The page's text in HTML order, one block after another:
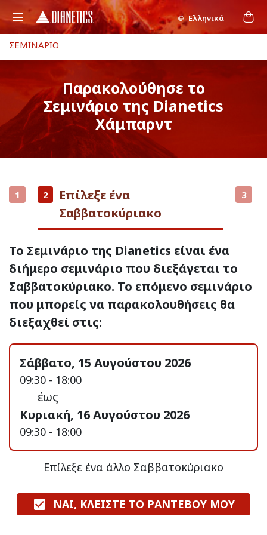
Ελληνικά
ΣΕΜΙΝΑΡΙΟ
Παρακολούθησε το
Σεμινάριο της Dianetics
Χάμπαρντ
1 2
Επίλεξε ένα
Σαββατοκύριακο
3
Το Σεμινάριο της Dianetics είναι ένα
διήμερο σεμινάριο που διεξάγεται το
Σαββατοκύριακο. Το επόμενο σεμινάριο
που μπορείς να παρακολουθήσεις θα
διεξαχθεί στις:
Σάββατο, 15 Αυγούστου 2026
09:30 - 18:00
έως
Κυριακή, 16 Αυγούστου 2026
09:30 - 18:00
Επίλεξε ένα άλλο Σαββατοκύριακο
ΝΑΙ, ΚΛΕΙΣΤΕ ΤΟ ΡΑΝΤΕΒΟΥ ΜΟΥ